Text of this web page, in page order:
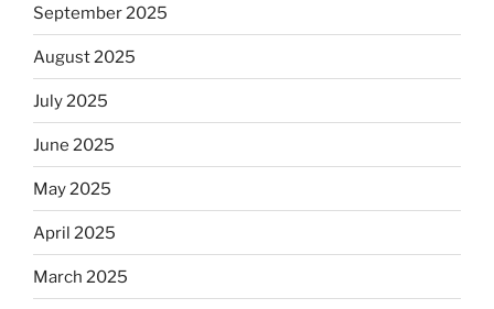
September 2025
August 2025
July 2025
June 2025
May 2025
April 2025
March 2025